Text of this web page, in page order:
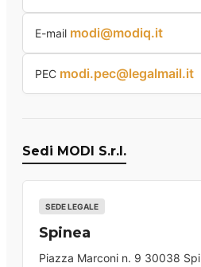
E-mail modi@modiq.it
PEC modi.pec@legalmail.it
Sedi MODI S.r.l.
SEDE LEGALE
Spinea
Piazza Marconi n. 9 30038